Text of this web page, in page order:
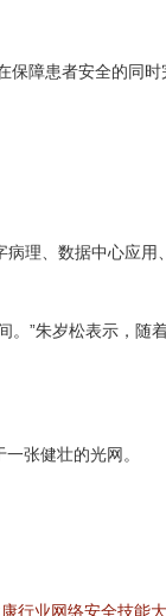
障患者安全的同时
理、数据中心应
”朱岁松表示，随
张健壮的光网。
行业网络安全技能